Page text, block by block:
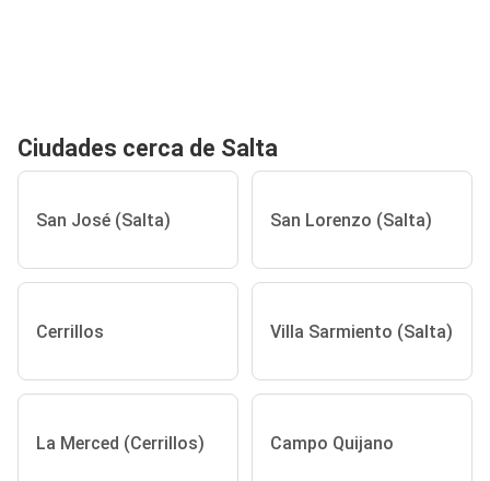
Ciudades cerca de Salta
San José (Salta) San Lorenzo (Salta)
Cerrillos Villa Sarmiento (Salta)
La Merced (Cerrillos) Campo Quijano